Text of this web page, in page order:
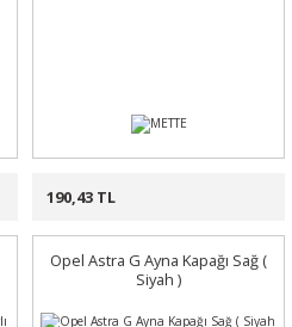
190,43 TL
Opel Astra G Ayna Kapağı Sağ (
Siyah )